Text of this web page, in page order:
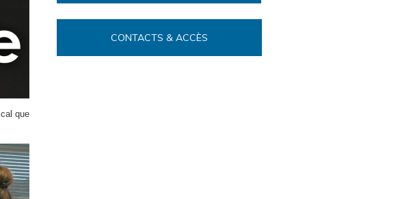
que
CONTACTS & ACCÈS